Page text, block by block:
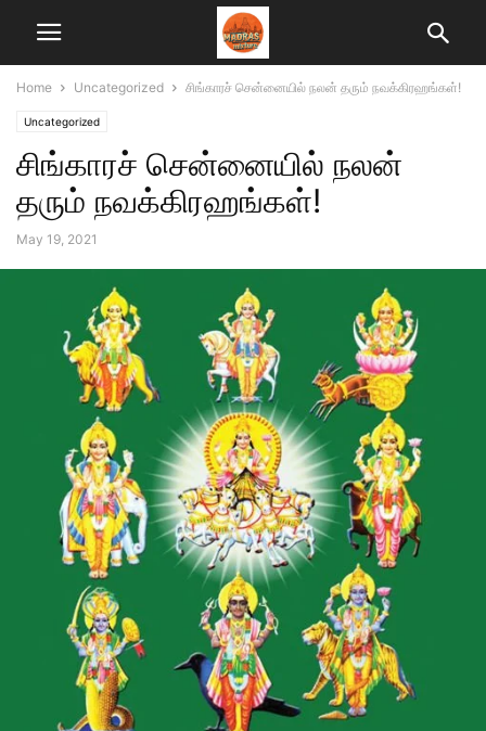
Home Uncategorized சிங்காரச் சென்னையில் நலன் தரும் நவக்கிரஹங்கள்!
Uncategorized
சிங்காரச் சென்னையில் நலன்
தரும் நவக்கிரஹங்கள்!
May 19, 2021